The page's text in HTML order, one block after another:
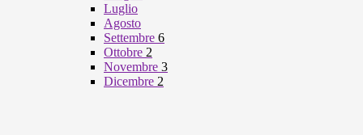
Luglio
Agosto
Settembre 6
Ottobre 2
Novembre 3
Dicembre 2